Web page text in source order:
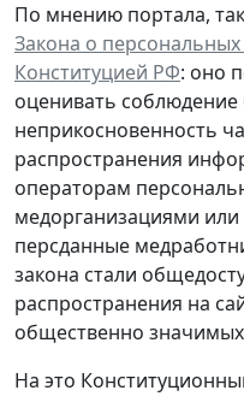
По мнению портала,
Закона о
Конституцией РФ: оно
оценивать
неприкосновенность
распространения
операторам
медорганизациями
персданные
закона стали
распространения на
общественно значимых
На это